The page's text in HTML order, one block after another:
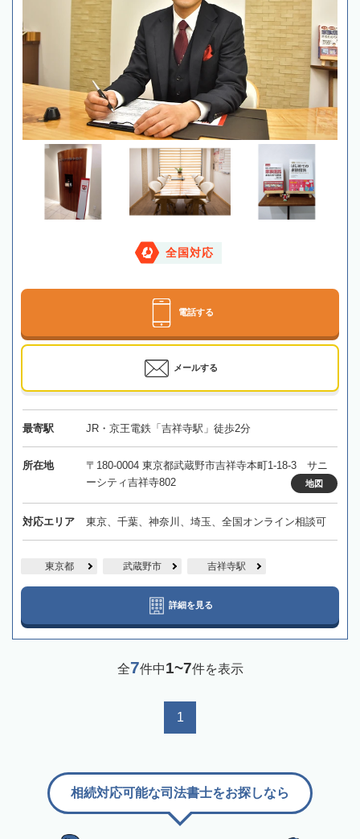
全国対応
電話する
メールする
最寄駅 JR・京王電鉄「吉祥寺駅」徒歩2分
所在地
〒180-0004 東京都武蔵野市吉祥寺本町1-18-3 サニ
ーシティ吉祥寺802
地図
対応エリア 東京、千葉、神奈川、埼玉、全国オンライン相談可
東京都 武蔵野市 吉祥寺駅
詳細を見る
全7件中1~7件を表示
1
相続対応可能な司法書士をお探しなら